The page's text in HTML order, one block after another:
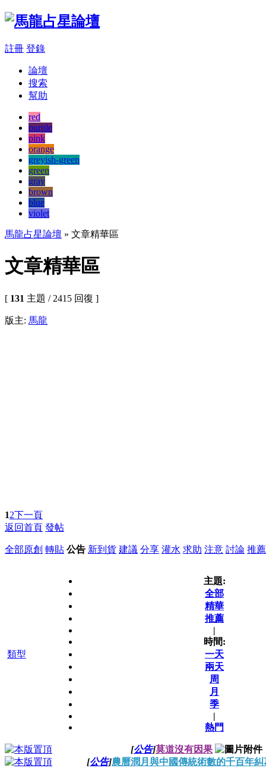
註冊 登錄
論壇
搜索
幫助
red
purple
pink
orange
greyish-green
green
gray
brown
blue
violet
馬龍占星論壇 » 文章精華區
文章精華區
[ 131 主題 / 2415 回復 ]
版主: 馬龍
12下一頁
返回首頁 發帖
全部原創 轉貼 公告 新到貨 建議 分享 灌水 求助 注意 討論 推薦
類型
主題:
全部
精華
推薦
|
時間:
一天
兩天
周
月
季
|
熱門
[公告]莫道沒有因果
[公告]農曆潤月與中國傳統術數的千百年糾